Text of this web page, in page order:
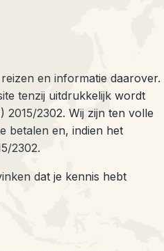
en informatie daarover.
tenzij uitdrukkelijk wordt
2015/2302. Wij zijn ten volle
betalen en, indien het
2302.
dat je kennis hebt